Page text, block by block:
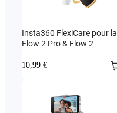
Insta360 FlexiCare pour la
Flow 2 Pro & Flow 2
10,99 €